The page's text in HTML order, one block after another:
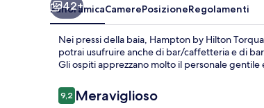
42+
PanoramicaCamerePosizioneRegolamenti
Nei pressi della baia, Hampton by Hilton
potrai usufruire anche di bar/caffetteria e di
Gli ospiti apprezzano molto il personale gentile
Recensioni
9,29,2 su 10
Meraviglioso